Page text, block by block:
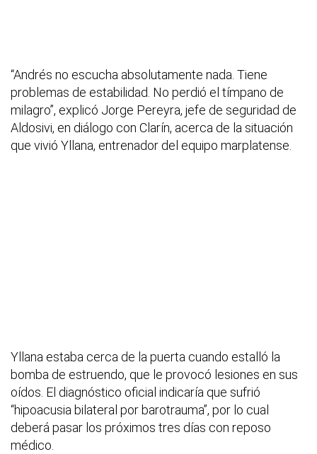
“Andrés no escucha absolutamente nada. Tiene
problemas de estabilidad. No perdió el tímpano de
milagro”, explicó Jorge Pereyra, jefe de seguridad de
Aldosivi, en diálogo con Clarín, acerca de la situación
que vivió Yllana, entrenador del equipo marplatense.
Yllana estaba cerca de la puerta cuando estalló la
bomba de estruendo, que le provocó lesiones en sus
oídos. El diagnóstico oficial indicaría que sufrió
“hipoacusia bilateral por barotrauma”, por lo cual
deberá pasar los próximos tres días con reposo
médico.